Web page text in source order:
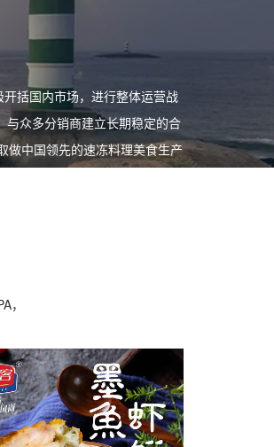
括国内市场，进行整体运营战
与众多分销商建立长期稳定的合
做中国领先的速冻料理美食生产
，